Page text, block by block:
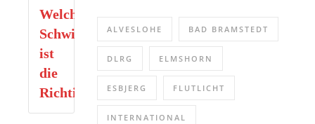
Welche
Schwimmgruppe
ist
die
Richtige?
ALVESLOHE BAD BRAMSTEDT
DLRG ELMSHORN
ESBJERG FLUTLICHT
INTERNATIONAL